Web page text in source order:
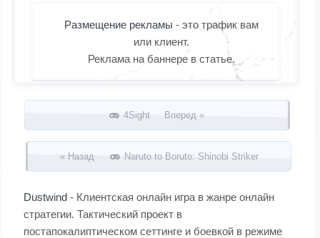
Размещение рекламы - это трафик вам
или клиент.
Реклама на баннере в статье.
Запись навигация
4Sight Вперед »
« Назад Naruto to Boruto: Shinobi Striker
Dustwind - Клиентская онлайн игра в жанре онлайн
стратегии. Тактический проект в
постапокалиптическом сеттинге и боевкой в режиме